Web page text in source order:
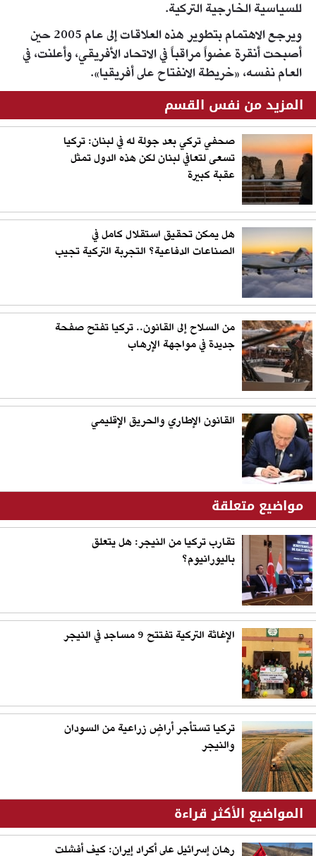
للسياسية الخارجية التركية.
ويرجع الاهتمام بتطوير هذه العلاقات إلى عام 2005 حين
أصبحت أنقرة عضواً مراقباً في الاتحاد الأفريقي، وأعلنت، في
العام نفسه، «خريطة الانفتاح على أفريقيا».
المزيد من نفس القسم
صحفي تركي بعد جولة له في لبنان: تركيا
تسعى لتعافي لبنان لكن هذه الدول تمثل
عقبة كبيرة
هل يمكن تحقيق استقلال كامل في
الصناعات الدفاعية؟ التجربة التركية تجيب
من السلاح إلى القانون.. تركيا تفتح صفحة
جديدة في مواجهة الإرهاب
القانون الإطاري والحريق الإقليمي
مواضيع متعلقة
تقارب تركيا من النيجر: هل يتعلق
باليورانيوم؟
الإغاثة التركية تفتتح 9 مساجد في النيجر
تركيا تستأجر أراضٍ زراعية من السودان
والنيجر
المواضيع الأكثر قراءة
رهان إسرائيل على أكراد إيران: كيف أفشلت